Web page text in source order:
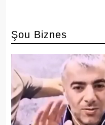
Şou Biznes